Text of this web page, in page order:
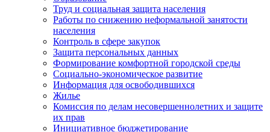
Труд и социальная защита населения
Работы по снижению неформальной занятости
населения
Контроль в сфере закупок
Защита персональных данных
Формирование комфортной городской среды
Социально-экономическое развитие
Информация для освободившихся
Жилье
Комиссия по делам несовершеннолетних и защите
их прав
Инициативное бюджетирование